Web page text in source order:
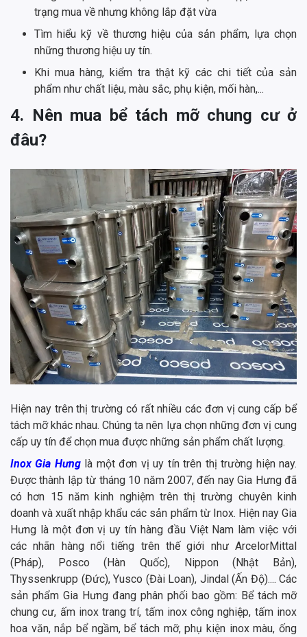
trạng mua về nhưng không lắp đặt vừa
Tìm hiểu kỹ về thương hiệu của sản phẩm, lựa chọn
những thương hiệu uy tín.
Khi mua hàng, kiểm tra thật kỹ các chi tiết của sản
phẩm như chất liệu, màu sắc, phụ kiện, mối hàn,...
4. Nên mua bể tách mỡ chung cư ở
đâu?
Hiện nay trên thị trường có rất nhiều các đơn vị cung cấp bể
tách mỡ khác nhau. Chúng ta nên lựa chọn những đơn vị cung
cấp uy tín để chọn mua được những sản phẩm chất lượng.
Inox Gia Hưnglà một đơn vị uy tín trên thị trường hiện nay.
Được thành lập từ tháng 10 năm 2007, đến nay Gia Hưng đã
có hơn 15 năm kinh nghiệm trên thị trường chuyên kinh
doanh và xuất nhập khẩu các sản phẩm từ Inox. Hiện nay Gia
Hưng là một đơn vị uy tín hàng đầu Việt Nam làm việc với
các nhãn hàng nổi tiếng trên thế giới như ArcelorMittal
(Pháp), Posco (Hàn Quốc), Nippon (Nhật Bản),
Thyssenkrupp (Đức), Yusco (Đài Loan), Jindal (Ấn Độ).... Các
sản phẩm Gia Hưng đang phân phối bao gồm: Bể tách mỡ
chung cư, ấm inox trang trí, tấm inox công nghiệp, tấm inox
hoa văn, nắp bể ngầm, bể tách mỡ, phụ kiện inox màu, ống